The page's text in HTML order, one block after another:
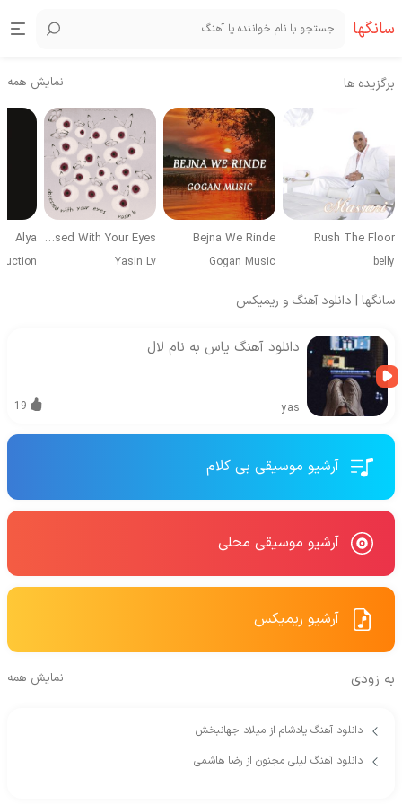
سانگها
برگزیده ها نمایش همه
Rush The Floor
belly
Bejna We Rinde
Gogan Music
Obsessed With Your Eyes
Yasin Lv
Alya
سانگها | دانلود آهنگ و ریمیکس
دانلود آهنگ یاس به نام لال
yas
19
آرشیو موسیقی بی کلام
آرشیو موسیقی محلی
آرشیو ریمیکس
به زودی نمایش همه
دانلود آهنگ یادشام از میلاد جهانبخش
دانلود آهنگ لیلی مجنون از رضا هاشمی